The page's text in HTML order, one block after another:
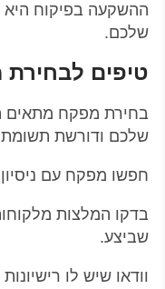
ההשקעה בפיקוח
שלכם.
טיפים לבחירת
בחירת מפקח מתאים
שלכם ודורשת
חפשו מפקח עם
בדקו המלצות
שביצע.
וודאו שיש לו